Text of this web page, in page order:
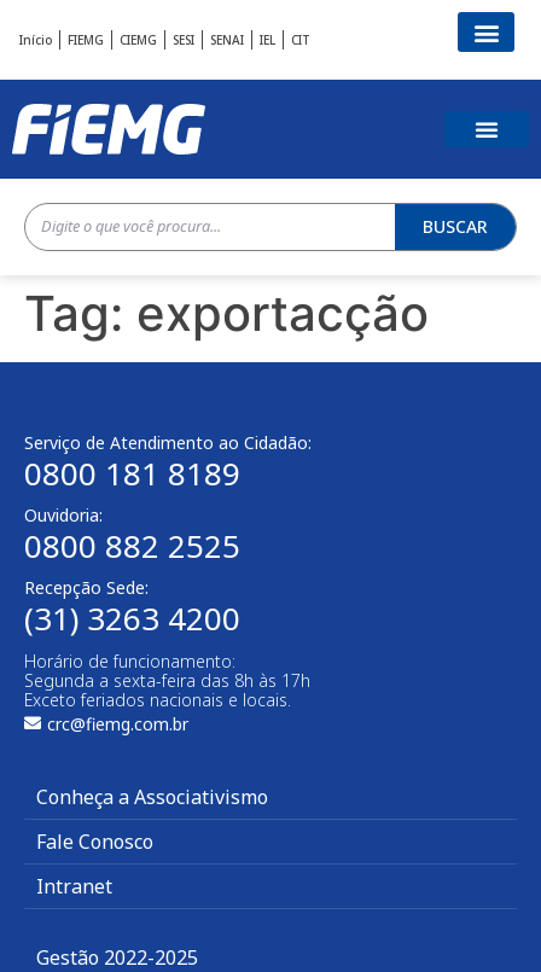
Início FIEMG CIEMG SESI SENAI IEL CIT
BUSCAR
Tag: exportacção
Serviço de Atendimento ao Cidadão:
0800 181 8189
Ouvidoria:
0800 882 2525
Recepção Sede:
(31) 3263 4200
Horário de funcionamento:
Segunda a sexta-feira das 8h às 17h
Exceto feriados nacionais e locais.
crc@fiemg.com.br
Conheça a Associativismo
Fale Conosco
Intranet
Gestão 2022-2025